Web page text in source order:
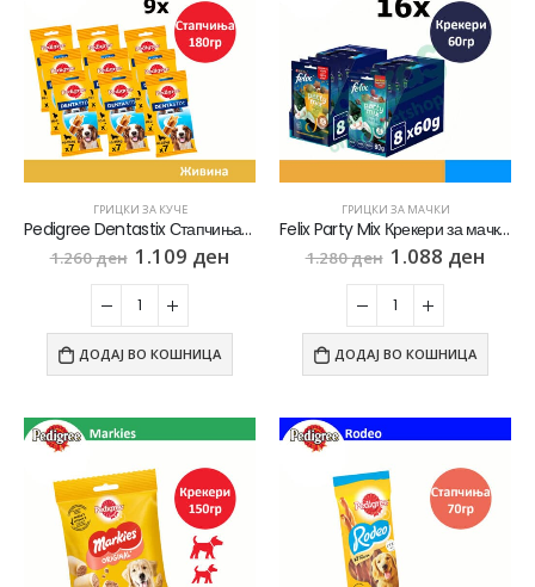
ГРИЦКИ ЗА КУЧЕ
Pedigree Dentastix Стапчиња со вкус на Пилешко [сет 9х Кесичка 180]
1.260ден 1.109 ден
ДОДАЈ ВО КОШНИЦА
ГРИЦКИ ЗА МАЧКИ
Felix Party Mix Крекери за мачки [сет 16х Кесичка 60гр]
1.280ден 1.088 ден
ДОДАЈ ВО КОШНИЦА